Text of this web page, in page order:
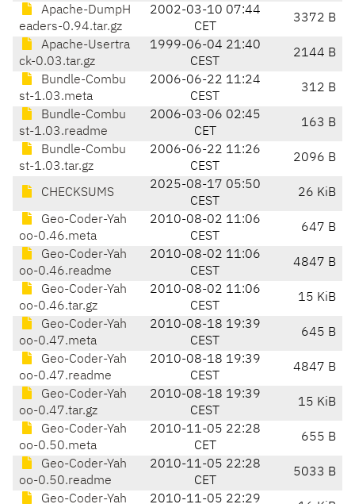
Apache-DumpH
eaders-0.94.tar.gz
2002-03-10 07:44
CET
3372 B
Apache-Usertra
ck-0.03.tar.gz
1999-06-04 21:40
CEST
2144 B
Bundle-Combu
st-1.03.meta
2006-06-22 11:24
CEST
312 B
Bundle-Combu
st-1.03.readme
2006-03-06 02:45
CET
163 B
Bundle-Combu
st-1.03.tar.gz
2006-06-22 11:26
CEST
2096 B
CHECKSUMS
2025-08-17 05:50
CEST
26 KiB
Geo-Coder-Yah
oo-0.46.meta
2010-08-02 11:06
CEST
647 B
Geo-Coder-Yah
oo-0.46.readme
2010-08-02 11:06
CEST
4847 B
Geo-Coder-Yah
oo-0.46.tar.gz
2010-08-02 11:06
CEST
15 KiB
Geo-Coder-Yah
oo-0.47.meta
2010-08-18 19:39
CEST
645 B
Geo-Coder-Yah
oo-0.47.readme
2010-08-18 19:39
CEST
4847 B
Geo-Coder-Yah
oo-0.47.tar.gz
2010-08-18 19:39
CEST
15 KiB
Geo-Coder-Yah
oo-0.50.meta
2010-11-05 22:28
CET
655 B
Geo-Coder-Yah
oo-0.50.readme
2010-11-05 22:28
CET
5033 B
Geo-Coder-Yah
2010-11-05 22:29